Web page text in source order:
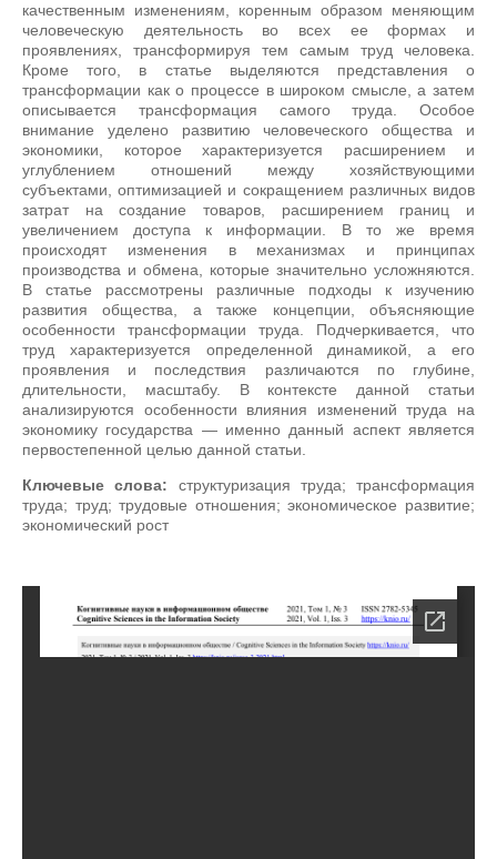
качественным изменениям, коренным образом меняющим
человеческую деятельность во всех ее формах и
проявлениях, трансформируя тем самым труд человека.
Кроме того, в статье выделяются представления о
трансформации как о процессе в широком смысле, а затем
описывается трансформация самого труда. Особое
внимание уделено развитию человеческого общества и
экономики, которое характеризуется расширением и
углублением отношений между хозяйствующими
субъектами, оптимизацией и сокращением различных видов
затрат на создание товаров, расширением границ и
увеличением доступа к информации. В то же время
происходят изменения в механизмах и принципах
производства и обмена, которые значительно усложняются.
В статье рассмотрены различные подходы к изучению
развития общества, а также концепции, объясняющие
особенности трансформации труда. Подчеркивается, что
труд характеризуется определенной динамикой, а его
проявления и последствия различаются по глубине,
длительности, масштабу. В контексте данной статьи
анализируются особенности влияния изменений труда на
экономику государства — именно данный аспект является
первостепенной целью данной статьи.
Ключевые слова: структуризация труда; трансформация
труда; труд; трудовые отношения; экономическое развитие;
экономический рост